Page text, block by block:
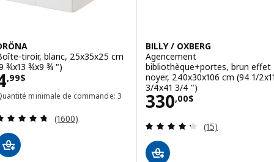
tiroir, blanc, 25x35x25 cm
¾x13 ¾x9 ¾ ")
,99$4,99$
minimale de commande: 3
Examen: 4.7 sur des 5 Étoiles. Total des
(1600)
BILLY / OXBERG
Agencement
bibliothèque+portes, brun effet
noyer, 240x30x106 cm (94 1/
3/4x41 3/4 ")
330,00$
Prix 330,00$
Examen: 4.3
(15)